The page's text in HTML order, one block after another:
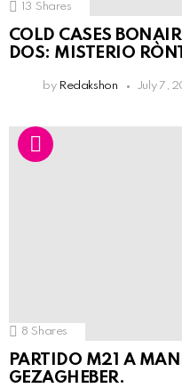
13 Shares
COLD CASES
DOS: MISTERIO
by Redakshon July 7,
8 Shares
PARTIDO M21 A
GEZAGHEBER.